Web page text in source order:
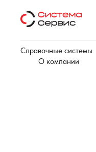
Справочные системы
О компании